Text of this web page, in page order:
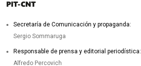
Secretaría de Comunicación y propaganda:
Sergio Sommaruga
Responsable de prensa y editorial periodística:
Alfredo Percovich